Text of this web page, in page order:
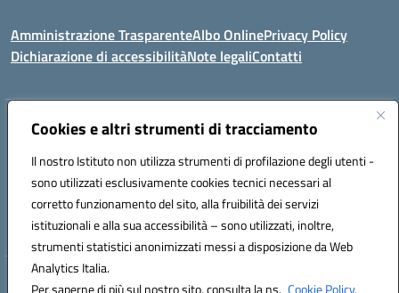
Cookies e altri strumenti di tracciamento
Il nostro Istituto non utilizza strumenti di profilazione degli utenti -
sono utilizzati esclusivamente cookies tecnici necessari al
corretto funzionamento del sito, alla fruibilità dei servizi
istituzionali e alla sua accessibilità – sono utilizzati, inoltre,
strumenti statistici anonimizzati messi a disposizione da Web
Analytics Italia.
Per saperne di più sul nostro sito, consulta la ns. Cookie Policy.
Amministrazione TrasparenteAlbo OnlinePrivacy Policy
Dichiarazione di accessibilitàNote legaliContatti
Indirizzo:C/da Santa Maria, s.n.c. – 91013 Calatafimi Segesta (TP)
Posta elettronica certificata (PEC):TPIC81300B@pec.istruzione.it
Codice fiscale: 80004430817
Codice meccanografico: TPIC81300B
Hosting & Powered by 3D Solution S.r.l.